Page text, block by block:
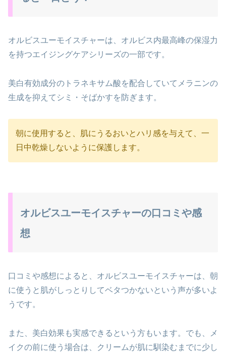
オルビスユーモイスチャーは、オルビス内最高峰の保湿力
を持つエイジングケアシリーズの一部です。
美白有効成分のトラネキサム酸を配合していてメラニンの
生成を抑えてシミ・そばかすを防ぎます。
朝に使用すると、肌にうるおいとハリ感を与えて、一
日中乾燥しないように保護します。
オルビスユーモイスチャーの口コミや感
想
口コミや感想によると、オルビスユーモイスチャーは、朝
に使うと肌がしっとりしてベタつかないという声が多いよ
うです。
また、美白効果も実感できるという方もいます。でも、メ
イクの前に使う場合は、クリームが肌に馴染むまでに少し